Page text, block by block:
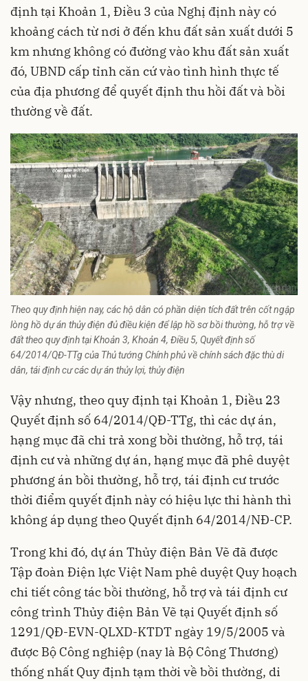
định tại Khoản 1, Điều 3 của Nghị định này có
khoảng cách từ nơi ở đến khu đất sản xuất dưới 5
km nhưng không có đường vào khu đất sản xuất
đó, UBND cấp tỉnh căn cứ vào tình hình thực tế
của địa phương để quyết định thu hồi đất và bồi
thường về đất.
Theo quy định hiện nay, các hộ dân có phần diện tích đất trên cốt ngập
lòng hồ dự án thủy điện đủ điều kiện để lập hồ sơ bồi thường, hỗ trợ về
đất theo quy định tại Khoản 3, Khoản 4, Điều 5, Quyết định số
64/2014/QĐ-TTg của Thủ tướng Chính phủ về chính sách đặc thù di
dân, tái định cư các dự án thủy lợi, thủy điện
Vậy nhưng, theo quy định tại Khoản 1, Điều 23
Quyết định số 64/2014/QĐ-TTg, thì các dự án,
hạng mục đã chi trả xong bồi thường, hỗ trợ, tái
định cư và những dự án, hạng mục đã phê duyệt
phương án bồi thường, hỗ trợ, tái định cư trước
thời điểm quyết định này có hiệu lực thi hành thì
không áp dụng theo Quyết định 64/2014/NĐ-CP.
Trong khi đó, dự án Thủy điện Bản Vẽ đã được
Tập đoàn Điện lực Việt Nam phê duyệt Quy hoạch
chi tiết công tác bồi thường, hỗ trợ và tái định cư
công trình Thủy điện Bản Vẽ tại Quyết định số
1291/QĐ-EVN-QLXD-KTDT ngày 19/5/2005 và
được Bộ Công nghiệp (nay là Bộ Công Thương)
thống nhất Quy định tạm thời về bồi thường, di